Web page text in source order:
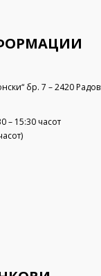
бр. 7 – 2420
– 15:30 часот